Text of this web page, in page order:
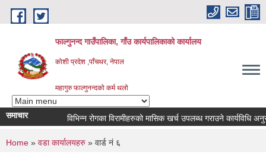
Skip to main content
फाल्गुनन्द गाउँपालिका, गाँउ कार्यपालिकाको कार्यालय
कोशी प्रदेश ,पाँचथर, नेपाल
महागुरु फाल्गुनन्दको कर्म थलो
समाचार विभिन्न रोगका विरामीहरुको मासिक खर्च उपलब्ध गराउने कार्यविधि
You are here
Home » वडा कार्यालयहरु » वार्ड नं ६